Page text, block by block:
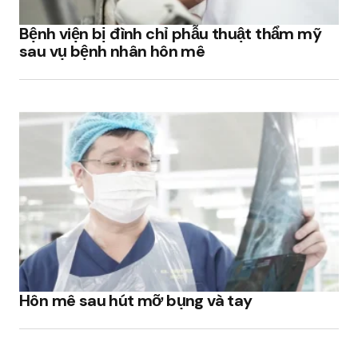
Bệnh viện bị đình chỉ phẫu thuật thẩm mỹ
sau vụ bệnh nhân hôn mê
Hôn mê sau hút mỡ bụng và tay